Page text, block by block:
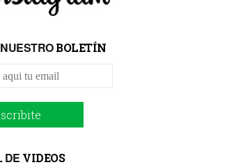
BOLETÍN
DE VIDEOS